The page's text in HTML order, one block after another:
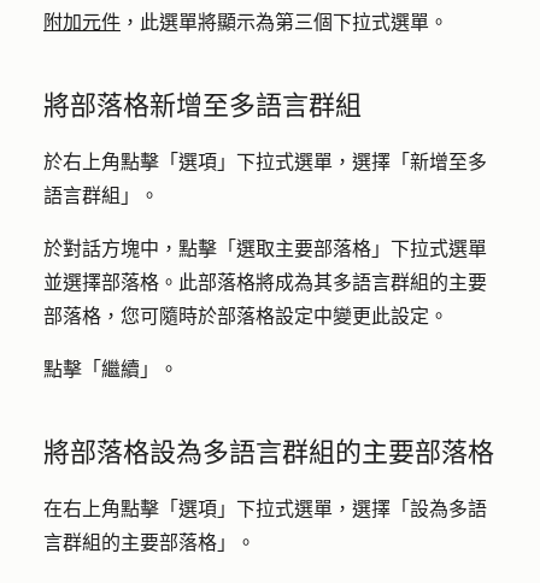
附加元件 ，此選單將顯示為第三個下拉式選單。
將部落格新增至多語言群組
於右上角點擊「 選項 」 下拉式選單 ，選擇「 新增至多
語言群組 」。
於對話方塊中，點擊「 選取主要部落格 」 下拉式選單
並選擇部落格 。此部落格將成為其多語言群組的主要
部落格，您可隨時於部落格設定中變更此設定。
點擊「 繼續 」。
將部落格設為多語言群組的主要部落格
在右上角點擊「 選項 」 下拉式選單 ，選擇「 設為多語
言群組的主要部落格 」。